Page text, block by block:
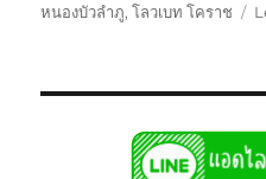
หนองบัวลำภู,โลวเบท โคราช